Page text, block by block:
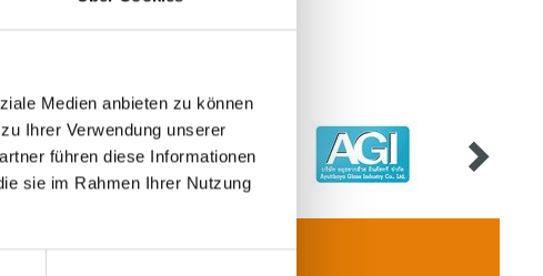
Medien anbieten zu können
Ihrer Verwendung unserer
führen diese Informationen
sie im Rahmen Ihrer Nutzung